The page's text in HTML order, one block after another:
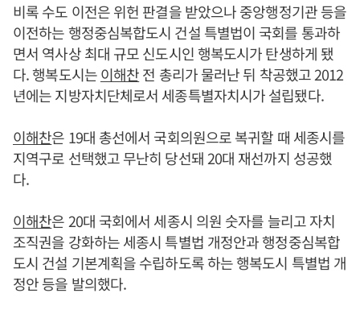
비록 수도 이전은 위헌 판결을 받았으나 중앙행정기관 등을
이전하는 행정중심복합도시 건설 특별법이 국회를 통과하
면서 역사상 최대 규모 신도시인 행복도시가 탄생하게 됐
다. 행복도시는이해찬전 총리가 물러난 뒤 착공했고 2012
년에는 지방자치단체로서 세종특별자치시가 설립됐다.
이해찬은 19대 총선에서 국회의원으로 복귀할 때 세종시를
지역구로 선택했고 무난히 당선돼 20대 재선까지 성공했
다.
이해찬은 20대 국회에서 세종시 의원 숫자를 늘리고 자치
조직권을 강화하는 세종시 특별법 개정안과 행정중심복합
도시 건설 기본계획을 수립하도록 하는 행복도시 특별법 개
정안 등을 발의했다.